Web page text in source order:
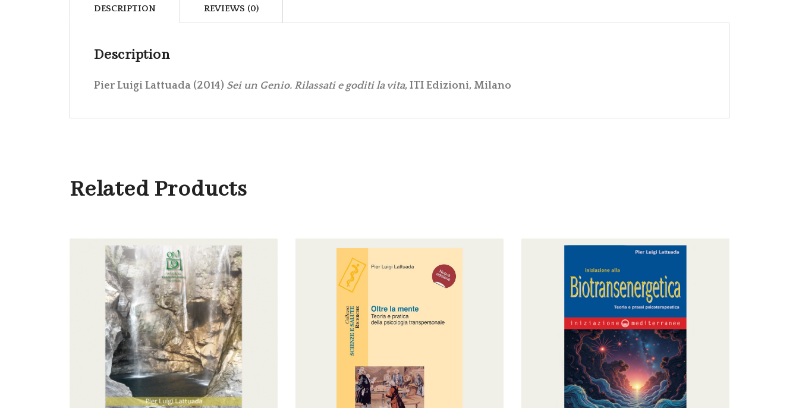
DESCRIPTION REVIEWS (0)
Description
Pier Luigi Lattuada (2014) Sei un Genio. Rilassati e goditi la vita, ITI Edizioni, Milano
Related Products